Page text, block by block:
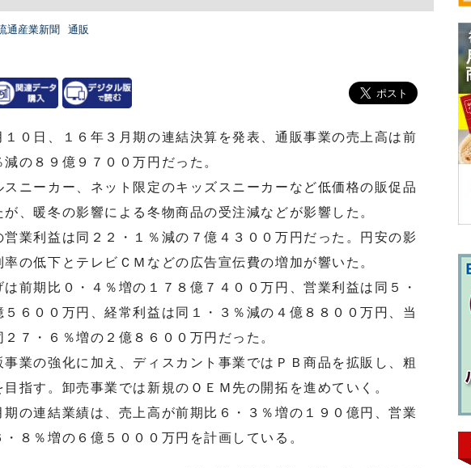
通産業新聞
通販
１０日、１６年３月期の連結決算を発表、通販事業の売上高は前
の８９億９７００万円だった。
ニーカー、ネット限定のキッズスニーカーなど低価格の販促品
が、暖冬の影響による冬物商品の受注減などが影響した。
業利益は同２２・１％減の７億４３００万円だった。円安の影
の低下とテレビＣＭなどの広告宣伝費の増加が響いた。
前期比０・４％増の１７８億７４００万円、営業利益は同５・
５６００万円、経常利益は同１・３％減の４億８８００万円、当
７・６％増の２億８６００万円だった。
業の強化に加え、ディスカント事業ではＰＢ商品を拡販し、粗
指す。卸売事業では新規のＯＥＭ先の開拓を進めていく。
の連結業績は、売上高が前期比６・３％増の１９０億円、営業
８％増の６億５０００万円を計画している。